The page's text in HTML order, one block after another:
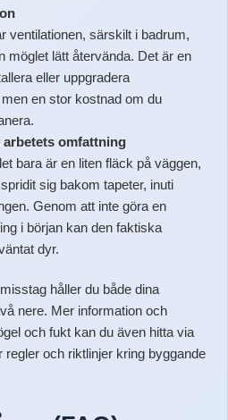
ventilationen, särskilt i badrum,
möglet lätt återvända. Det är en
eller uppgradera
en stor kostnad om du
omfattning
bara är en liten fläck på väggen,
sig bakom tapeter, inuti
Genom att inte göra en
i början kan den faktiska
dyr.
håller du både dina
nere. Mer information och
och fukt kan du även hitta via
regler och riktlinjer kring byggande